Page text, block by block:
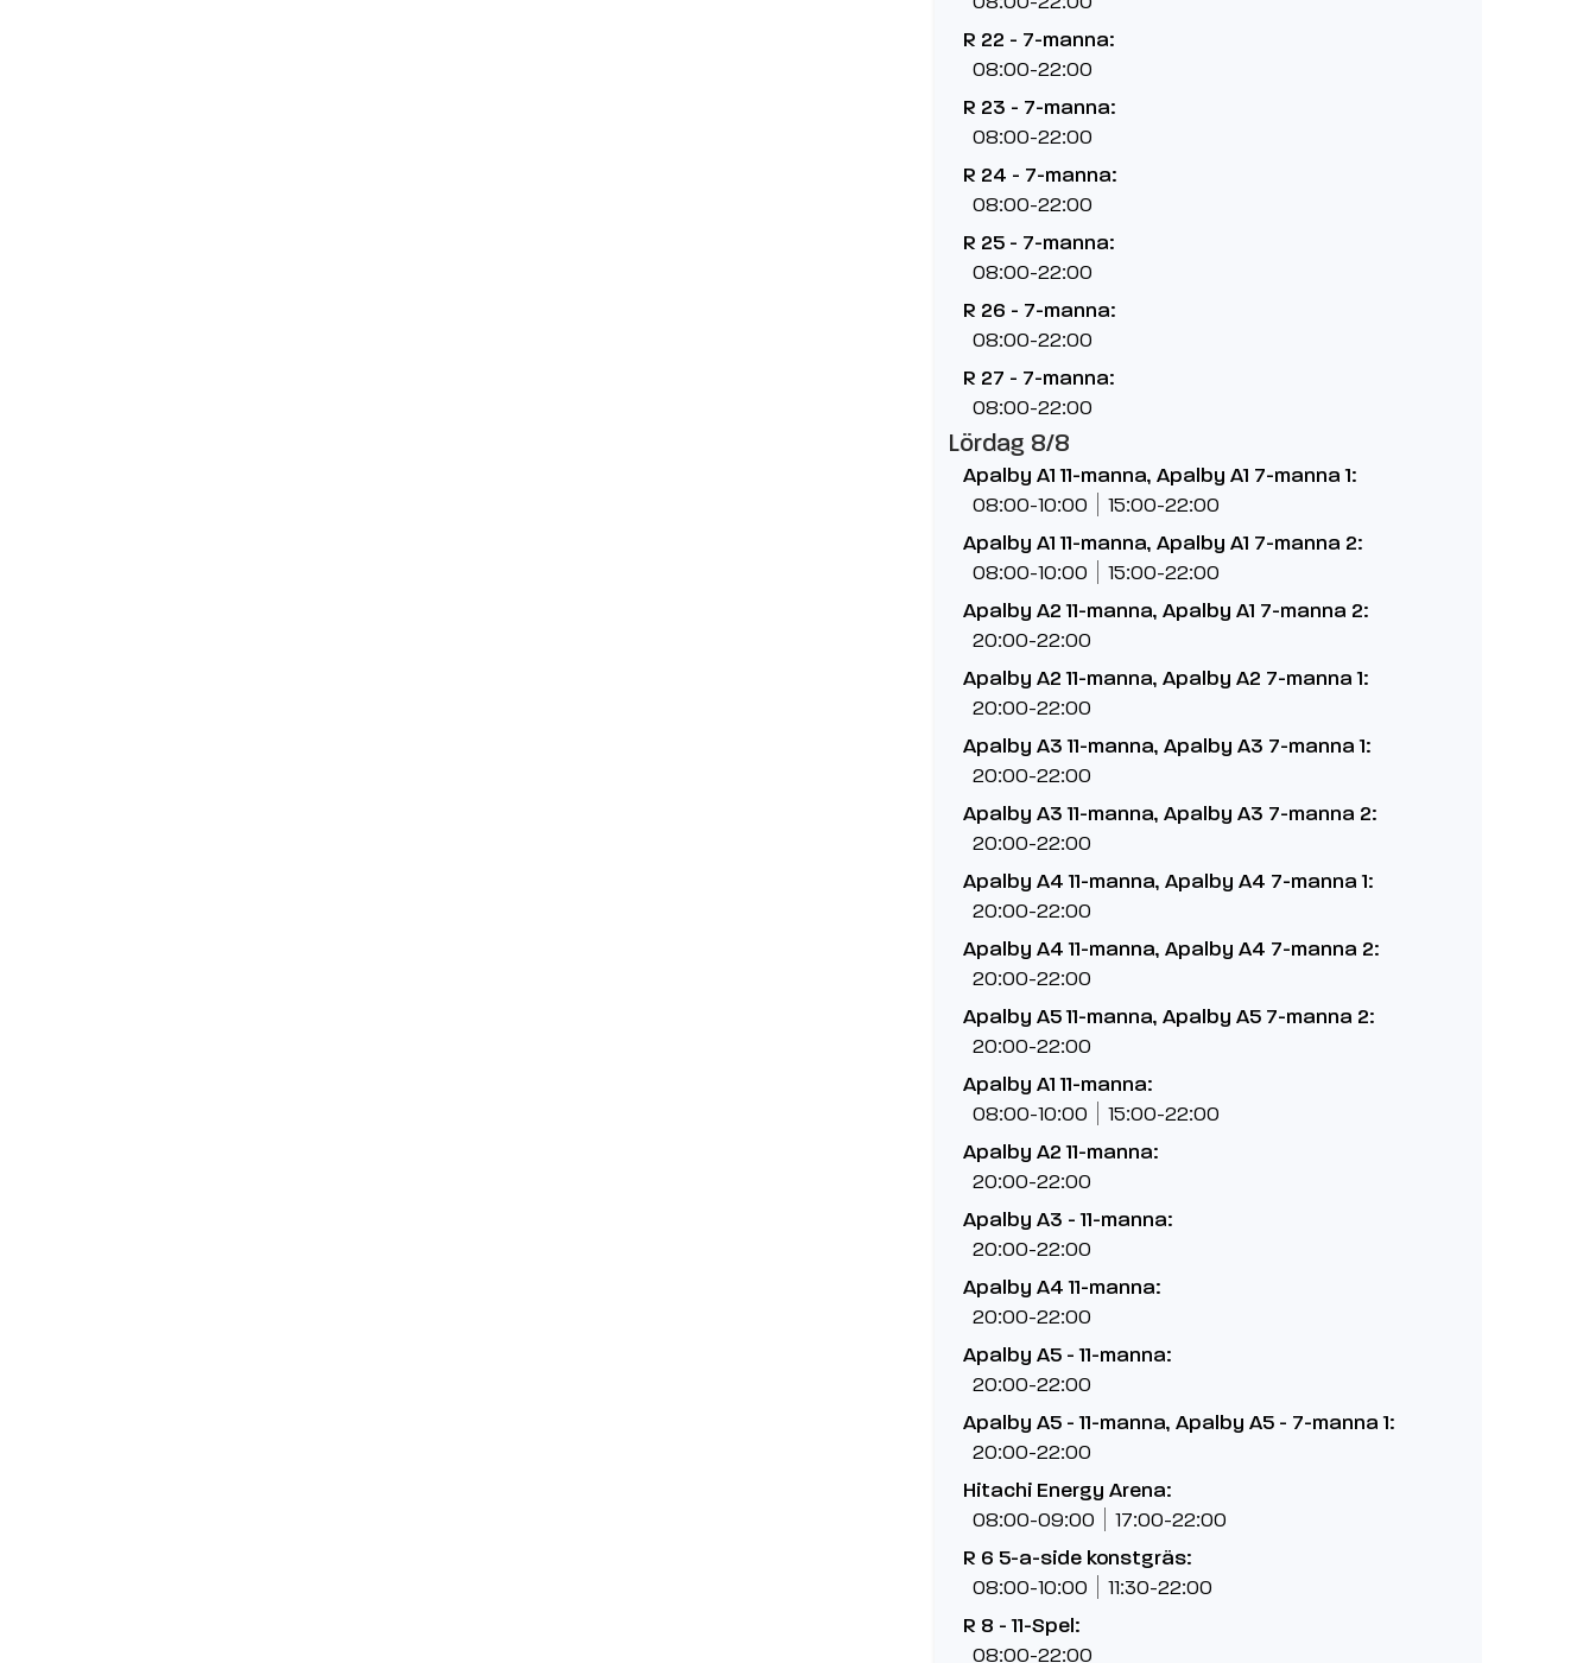
R 22 - 7-manna:
08:00-22:00
R 23 - 7-manna:
08:00-22:00
R 24 - 7-manna:
08:00-22:00
R 25 - 7-manna:
08:00-22:00
R 26 - 7-manna:
08:00-22:00
R 27 - 7-manna:
08:00-22:00
Lördag 8/8
Apalby A1 11-manna, Apalby A1 7-manna 1:
08:00-10:00 15:00-22:00
Apalby A1 11-manna, Apalby A1 7-manna 2:
08:00-10:00 15:00-22:00
Apalby A2 11-manna, Apalby A1 7-manna 2:
20:00-22:00
Apalby A2 11-manna, Apalby A2 7-manna 1:
20:00-22:00
Apalby A3 11-manna, Apalby A3 7-manna 1:
20:00-22:00
Apalby A3 11-manna, Apalby A3 7-manna 2:
20:00-22:00
Apalby A4 11-manna, Apalby A4 7-manna 1:
20:00-22:00
Apalby A4 11-manna, Apalby A4 7-manna 2:
20:00-22:00
Apalby A5 11-manna, Apalby A5 7-manna 2:
20:00-22:00
Apalby A1 11-manna:
08:00-10:00 15:00-22:00
Apalby A2 11-manna:
20:00-22:00
Apalby A3 - 11-manna:
20:00-22:00
Apalby A4 11-manna:
20:00-22:00
Apalby A5 - 11-manna:
20:00-22:00
Apalby A5 - 11-manna, Apalby A5 - 7-manna 1:
20:00-22:00
Hitachi Energy Arena:
08:00-09:00 17:00-22:00
R 6 5-a-side konstgräs:
08:00-10:00 11:30-22:00
R 8 - 11-Spel:
08:00-22:00